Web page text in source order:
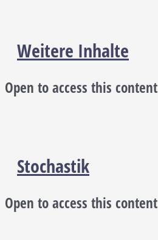
Weitere Inhalte
Open to access this content
Stochastik
Open to access this content